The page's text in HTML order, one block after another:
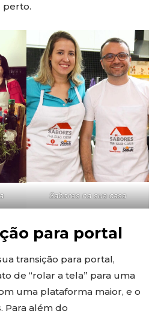
perto.
Sabores na sua casa
para portal
transição para portal,
de “rolar a tela” para uma
uma plataforma maior, e o
Para além do